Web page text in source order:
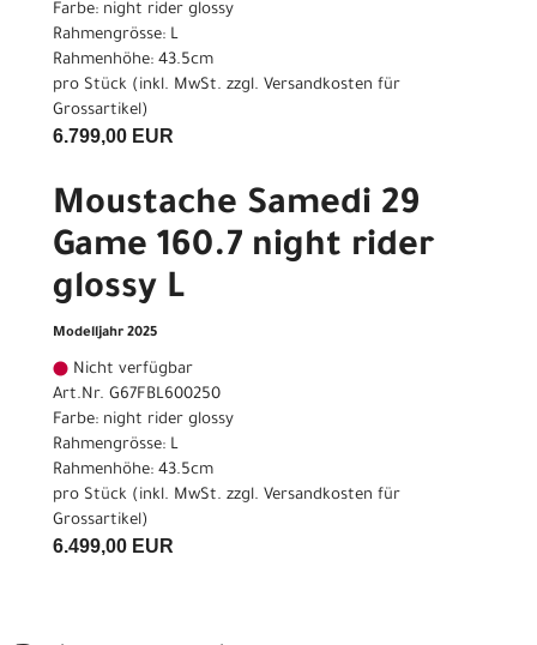
Farbe: night rider glossy
Rahmengrösse: L
Rahmenhöhe: 43.5cm
pro Stück (inkl. MwSt. zzgl. Versandkosten für
Grossartikel)
6.799,00 EUR
Moustache Samedi 29
Game 160.7 night rider
glossy L
Modelljahr 2025
Nicht verfügbar
Art.Nr. G67FBL600250
Farbe: night rider glossy
Rahmengrösse: L
Rahmenhöhe: 43.5cm
pro Stück (inkl. MwSt. zzgl. Versandkosten für
Grossartikel)
6.499,00 EUR